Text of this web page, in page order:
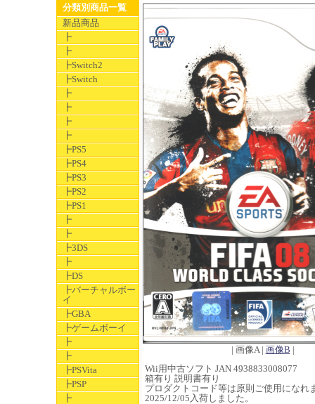
分類別商品一覧
新品商品
┣
┣
┣Switch2
┣Switch
┣
┣
┣
┣
┣PS5
┣PS4
┣PS3
┣PS2
┣PS1
┣
┣
┣3DS
┣
┣DS
┣バーチャルボー
イ
┣GBA
┣ゲームボーイ
┣
┣
┣PSVita
┣PSP
┣
| 画像A | 画像B |
Wii用中古ソフト JAN 4938833008077
箱有り 説明書有り
プロダクトコード等は原則ご使用になれ
2025/12/05入荷しました。